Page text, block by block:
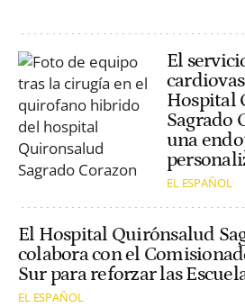
El
Hospital
Sagrado
una
EL ESPAÑOL
El Hospital Quirónsalud
colabora con el
Sur para reforzar las
EL ESPAÑOL